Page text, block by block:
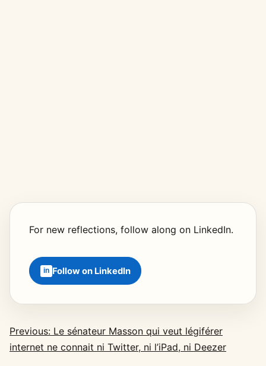
For new reflections, follow along on LinkedIn.
Follow on LinkedIn
Previous: Le sénateur Masson qui veut légiférer
internet ne connait ni Twitter, ni l’iPad, ni Deezer